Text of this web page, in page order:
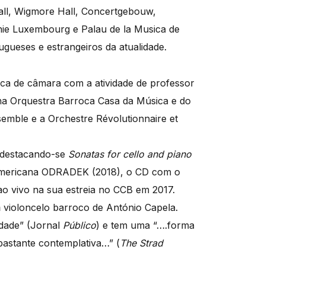
Wigmore Hall, Concertgebouw,
Luxembourg e Palau de la Musica de
e estrangeiros da atualidade.
de câmara com a atividade de professor
Orquestra Barroca Casa da Música e do
e a Orchestre Révolutionnaire et
se Sonatas for cello and piano
ODRADEK (2018), o CD com o
vivo na sua estreia no CCB em 2017.
barroco de António Capela.
(Jornal Público) e tem uma “….forma
contemplativa…” ( The Strad